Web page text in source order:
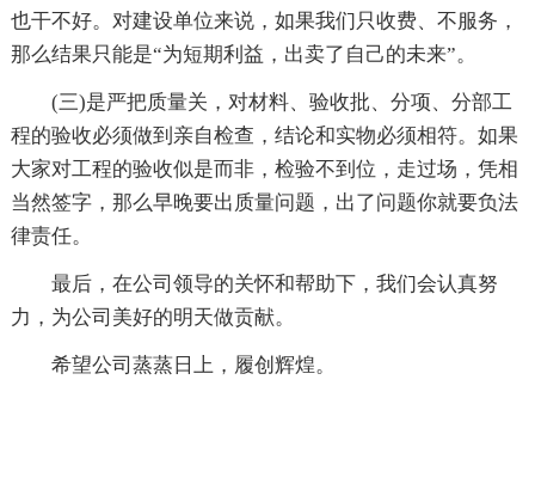
也干不好。对建设单位来说，如果我们只收费、不服务，
那么结果只能是“为短期利益，出卖了自己的未来”。
(三)是严把质量关，对材料、验收批、分项、分部工
程的验收必须做到亲自检查，结论和实物必须相符。如果
大家对工程的验收似是而非，检验不到位，走过场，凭相
当然签字，那么早晚要出质量问题，出了问题你就要负法
律责任。
最后，在公司领导的关怀和帮助下，我们会认真努
力，为公司美好的明天做贡献。
希望公司蒸蒸日上，履创辉煌。